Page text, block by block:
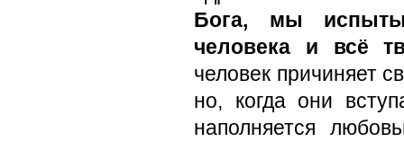
Бога, мы
человека и всё
человек причиняет
но, когда они
наполняется